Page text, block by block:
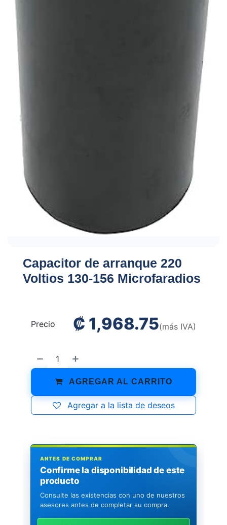
Capacitor de arranque 220
Voltios 130-156 Microfaradios
AGREGAR AL CARRITO
Agregar a la lista de deseos
Precio ₡ 1,968.75(más IVA)
ANTES DE COMPRAR
Confirme la disponibilidad de este
producto
Consulte las existencias con uno de nuestros
asesores antes de completar su compra.